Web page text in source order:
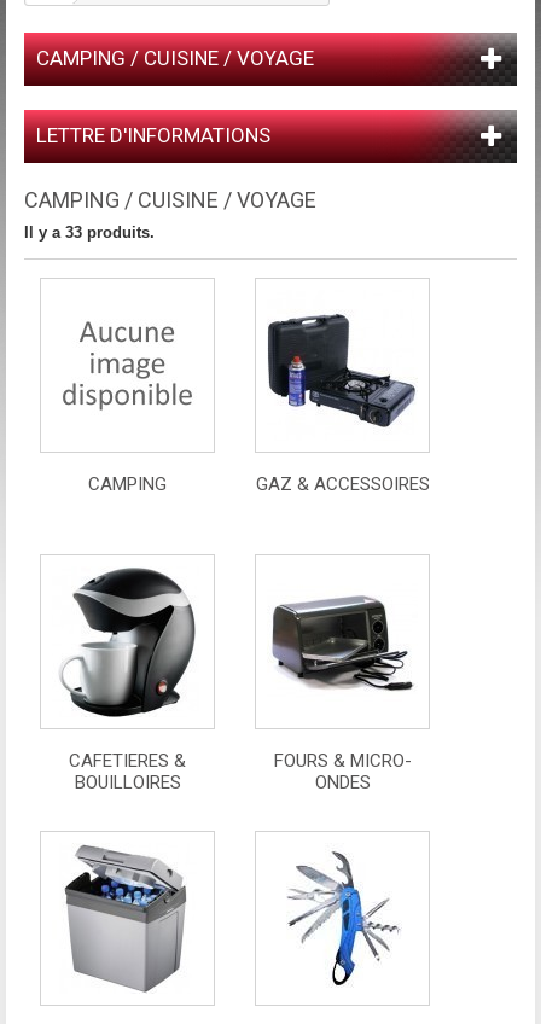
CAMPING / CUISINE / VOYAGE
LETTRE D'INFORMATIONS
CAMPING / CUISINE / VOYAGE
Il y a 33 produits.
CAMPING GAZ & ACCESSOIRES
CAFETIERES &
BOUILLOIRES
FOURS & MICRO-
ONDES